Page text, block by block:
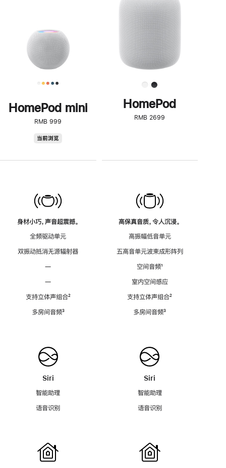
HomePod mini
RMB 999
当前浏览
身材小巧，声音超震撼。
全频驱动单元
双振动抵消无源辐射器
—
—
支持立体声组合脚
²
多房间音频脚
³
Siri
智能助理
语音识别
了
解
HomePod<
HomePod
RMB 2699
高保真音质，令人沉浸。
高振幅低音单元
五高音单元波束成形阵列
空间音频脚
¹
室内空间感应
支持立体声组合脚
²
多房间音频脚
³
Siri
智能助理
语音识别